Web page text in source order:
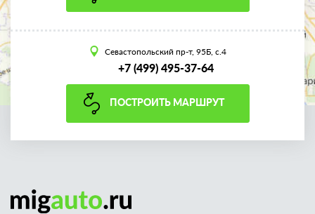
Севастопольский пр-т, 95Б, с.4
+7 (499) 495-37-64
ПОСТРОИТЬ МАРШРУТ